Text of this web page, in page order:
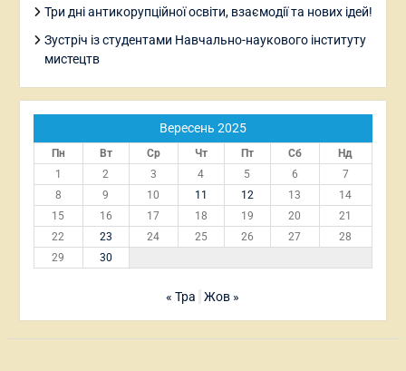
Три дні антикорупційної освіти, взаємодії та нових ідей!
Зустріч із студентами Навчально-наукового інституту
мистецтв
Вересень 2025
Пн Вт Ср Чт Пт Сб
Нд
1
2 3 4 5 6
7
8
9 10 11 12 13
14
15
16 17 18 19 20
21
22
23 24 25 26 27
28
29
30
« Тра Жов »